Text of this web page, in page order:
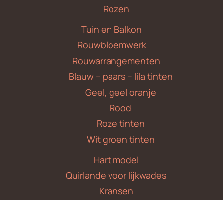
Rozen
Tuin en Balkon
Rouwbloemwerk
Rouwarrangementen
Blauw – paars – lila tinten
Geel, geel oranje
Rood
Roze tinten
Wit groen tinten
Hart model
Quirlande voor lijkwades
Kransen